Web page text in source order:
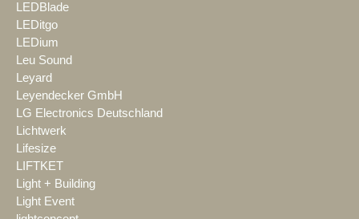
LEDBlade
LEDitgo
LEDium
Leu Sound
Leyard
Leyendecker GmbH
LG Electronics Deutschland
Lichtwerk
Lifesize
LIFTKET
Light + Building
Light Event